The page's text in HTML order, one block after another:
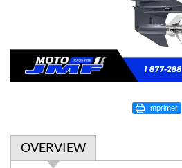
Imprimer
OVERVIEW